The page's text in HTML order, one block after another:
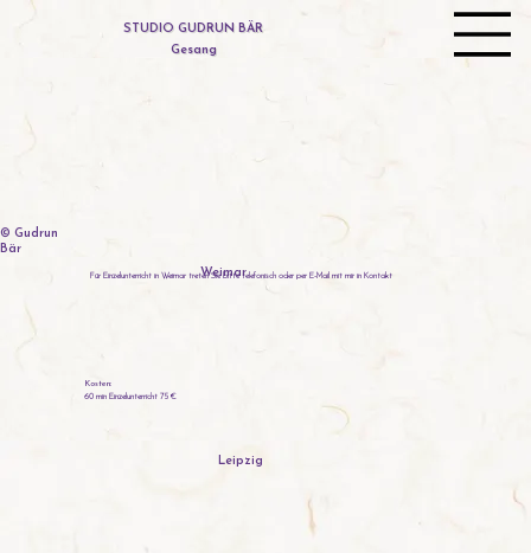
© Gudrun
Bär
Weimar
Für Einzelunterricht in Weimar treten Sie bitte telefonisch oder per E-Mail mit mir in Kontakt
Kosten:
60 min Einzelunterricht 75 €
Leipzig
STUDIO GUDRUN BÄR
Gesang